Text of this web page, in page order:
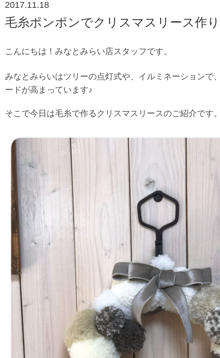
2017.11.18
毛糸ポンポンでクリスマスリース作
こんにちは！みなとみらい店スタッフです。
みなとみらいはツリーの点灯式や、イルミネーションで
ードが高まっています♪
そこで今日は毛糸で作るクリスマスリースのご紹介です